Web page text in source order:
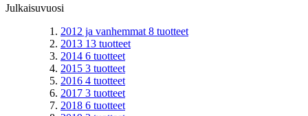
Julkaisuvuosi
2012 ja vanhemmat 8 tuotteet
2013 13 tuotteet
2014 6 tuotteet
2015 3 tuotteet
2016 4 tuotteet
2017 3 tuotteet
2018 6 tuotteet